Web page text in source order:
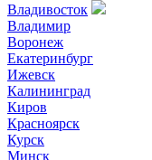
Владивосток
Владимир
Воронеж
Екатеринбург
Ижевск
Калининград
Киров
Красноярск
Курск
Минск